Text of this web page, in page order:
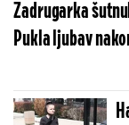
Zadrugarka
Pukla ljubav